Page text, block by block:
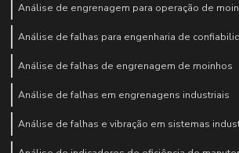
Análise de engrenagem para operação de
Análise de falhas para engenharia de
Análise de falhas de engrenagem de moinhos
Análise de falhas em engrenagens industriais
Análise de falhas e vibração em sistemas